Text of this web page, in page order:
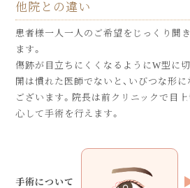
他院との違い
患者様一人一人のご希望をじっくり聞
ます。
傷跡が目立ちにくくなるようにW型に
開は慣れた医師でないと、いびつな形
ございます。院長は前クリニックで目
心して手術を行えます。
手術について